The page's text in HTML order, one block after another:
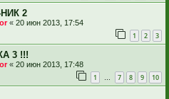
2
« 20 июн 2013, 17:54
1 2 3
3 !!!
« 20 июн 2013, 17:48
1 … 7 8 9 10